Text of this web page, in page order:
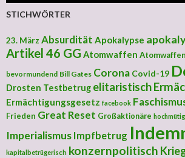
STICHWÖRTER
23. März Absurdität Apokalypse
Artikel 46 GG Atomwaffen
bevormundend Bill Gates Corona Covid-19
Drosten Testbetrug elitaristisch
Ermächtigungsgesetz facebook
Frieden Great Reset Großaktionäre hochmütig
Imperialismus Impfbetrug
kapitalbetrügerisch konzernpolitisch